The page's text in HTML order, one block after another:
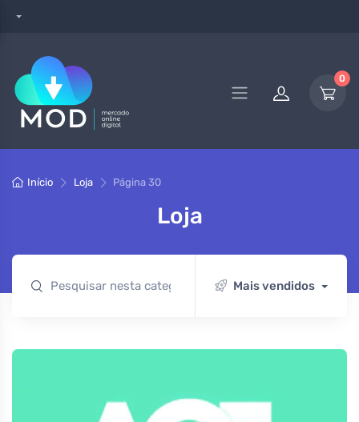
0
Início Loja Página 30
Loja
Mais vendidos